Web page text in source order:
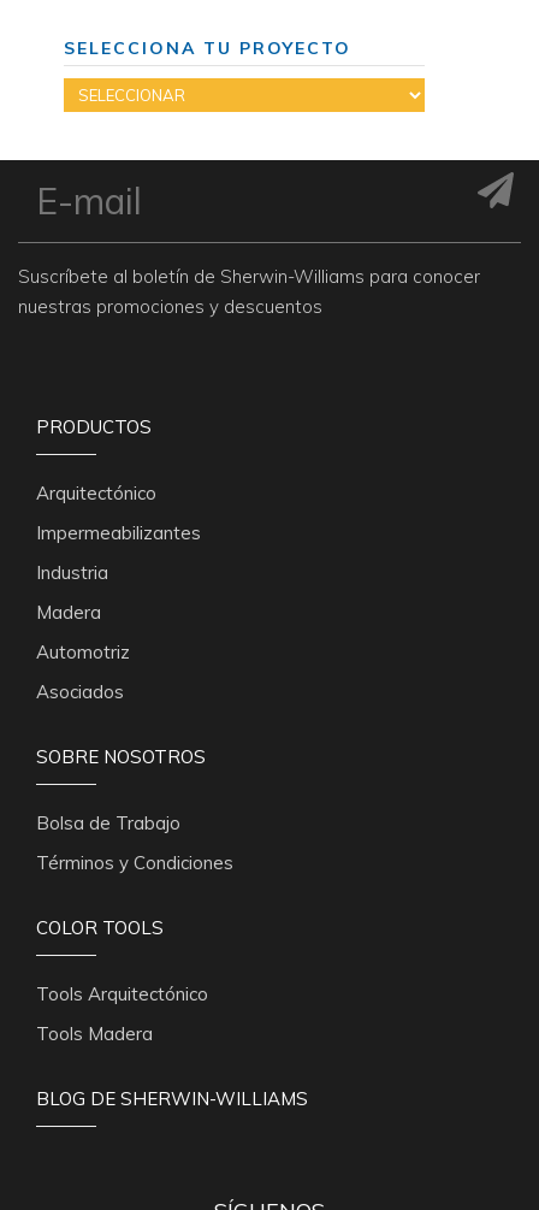
SELECCIONA TU PROYECTO
Suscríbete al boletín de Sherwin-Williams para conocer
nuestras promociones y descuentos
PRODUCTOS
Arquitectónico
Impermeabilizantes
Industria
Madera
Automotriz
Asociados
SOBRE NOSOTROS
Bolsa de Trabajo
Términos y Condiciones
COLOR TOOLS
Tools Arquitectónico
Tools Madera
BLOG DE SHERWIN-WILLIAMS